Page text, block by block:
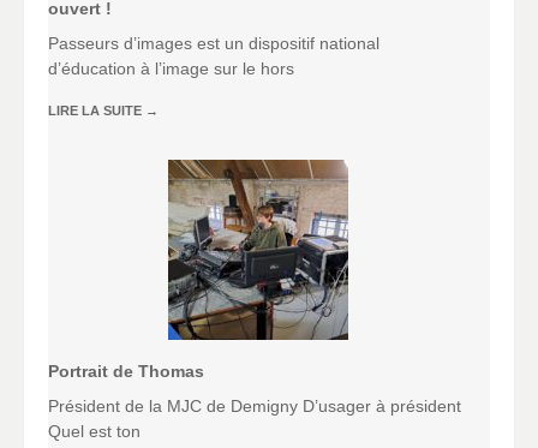
ouvert !
Passeurs d’images est un dispositif national
d’éducation à l’image sur le hors
LIRE LA SUITE →
Portrait de Thomas
Président de la MJC de Demigny D’usager à président
Quel est ton